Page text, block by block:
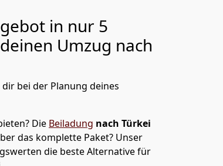
in nur 5
Umzug nach
bei der Planung deines
Die Beiladung nach Türkei
das komplette Paket? Unser
die beste Alternative für